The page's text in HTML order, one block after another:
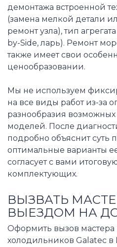
демонтажа встроенной
(замена мелкой детали
ремонт узла), тип
by-Side, ларь). Ремонт
также имеет свои
ценообразовании.
Мы не используем
на все виды работ из-за
разнообразия
моделей. После
подробно объяснит суть
оптимальные варианты
согласует с вами
комплектующих.
ВЫЗВАТЬ
ВЫЕЗДОМ НА
Оформить вызов мастера
холодильников Galatec в